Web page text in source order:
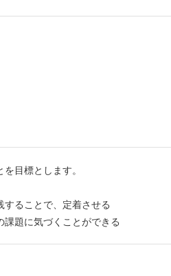
目標とします。
することで、定着させる
課題に気づくことができる